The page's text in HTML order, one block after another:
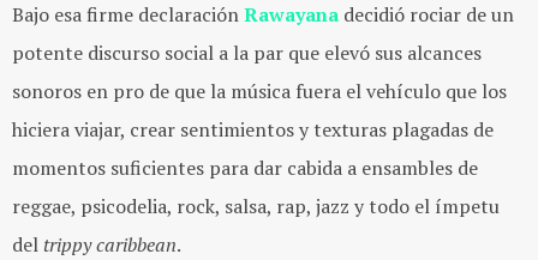
Bajo esa firme declaraciónRawayana decidió rociar de un
potente discurso social a la par que elevó sus alcances
sonoros en pro de que la música fuera el vehículo que los
hiciera viajar, crear sentimientos y texturas plagadas de
momentos suficientes para dar cabida a ensambles de
reggae, psicodelia, rock, salsa, rap, jazz y todo el ímpetu
del trippy caribbean.